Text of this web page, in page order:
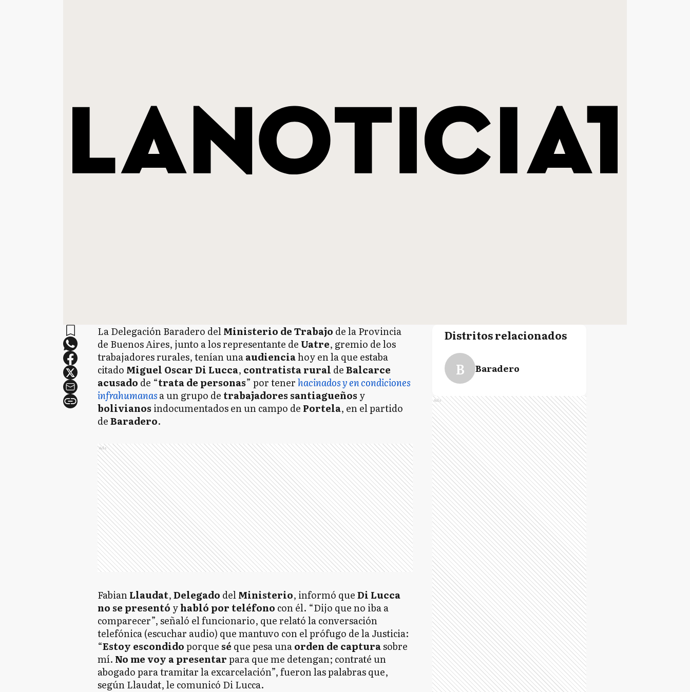
La Delegación Baradero delMinisterio de Trabajo de la Provincia
de Buenos Aires, junto a los representante de Uatre, gremio de los
trabajadores rurales, tenían unaaudienciahoy en la que estaba
citado Miguel Oscar Di Lucca, contratista rural deBalcarce
acusado de “trata de personas” por tenerhacinados y en condiciones
infrahumanasa un grupo de trabajadores santiagueños y
bolivianos indocumentados en un campo de Portela, en el partido
deBaradero.
Ads
FabianLlaudat,Delegado delMinisterio, informó queDi Lucca
no se presentó yhabló por teléfono con él. “Dijo que no iba a
comparecer”, señaló el funcionario, que relató la conversación
telefónica (escuchar audio) que mantuvo con el prófugo de la Justicia:
“Estoy escondidoporque sé que pesa unaorden de capturasobre
mí. No me voy a presentarpara que me detengan; contraté un
abogado para tramitar la excarcelación”, fueron las palabras que,
según Llaudat, le comunicó Di Lucca.
Distritos relacionados
B Baradero
Ads